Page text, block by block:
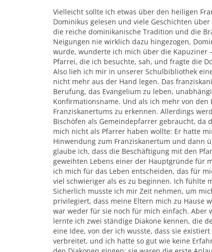
Vielleicht sollte ich etwas über den heiligen
Dominikus gelesen und viele Geschichten
die reiche dominikanische Tradition und die
Neigungen nie wirklich dazu hingezogen,
wurde, wunderte ich mich über die Kapuziner
Pfarrei, die ich besuchte, sah, und fragte die
Also lieh ich mir in unserer Schulbibliothek
nicht mehr aus der Hand legen. Das
Berufung, das Evangelium zu leben,
Konfirmationsname. Und als ich mehr von
Franziskanertums zu erkennen. Allerdings
Bischöfen als Gemeindepfarrer gebraucht, da
mich nicht als Pfarrer haben wollte: Er hatte
Hinwendung zum Franziskanertum und dann
glaube ich, dass die Beschäftigung mit den
geweihten Lebens einer der Hauptgründe für
ich mich für das Leben entscheiden, das für
viel schwieriger als es zu beginnen. Ich fühlte
Sicherlich musste ich mir Zeit nehmen, um
privilegiert, dass meine Eltern mich zu Hause
war weder für sie noch für mich einfach. Aber
lernte ich zwei ständige Diakone kennen, die
eine Idee, von der ich wusste, dass sie
verbreitet, und ich hatte so gut wie keine